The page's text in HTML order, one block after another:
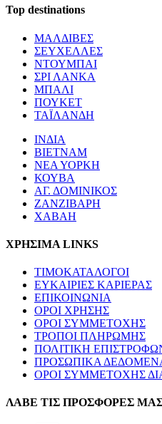
Top destinations
ΜΑΛΔΙΒΕΣ
ΣΕΥΧΕΛΛΕΣ
ΝΤΟΥΜΠΑΙ
ΣΡΙ ΛΑΝΚΑ
ΜΠΑΛΙ
ΠΟΥΚΕΤ
ΤΑΪΛΑΝΔΗ
ΙΝΔΙΑ
ΒΙΕΤΝΑΜ
ΝΕΑ ΥΟΡΚΗ
ΚΟΥΒΑ
ΑΓ. ΔΟΜΙΝΙΚΟΣ
ΖΑΝΖΙΒΑΡΗ
ΧΑΒΑΗ
ΧΡΗΣΙΜΑ LINKS
ΤΙΜΟΚΑΤΑΛΟΓΟΙ
ΕΥΚΑΙΡΙΕΣ ΚΑΡΙΕΡΑΣ
ΕΠΙΚΟΙΝΩΝΙΑ
ΟΡΟΙ ΧΡΗΣΗΣ
ΟΡΟΙ ΣΥΜΜΕΤΟΧΗΣ
ΤΡΟΠΟΙ ΠΛΗΡΩΜΗΣ
ΠΟΛΙΤΙΚΗ
ΠΡΟΣΩΠΙΚΑ
ΟΡΟΙ ΣΥΜΜΕΤΟΧΗΣ
ΛΑΒΕ ΤΙΣ ΠΡΟΣΦΟΡΕΣ